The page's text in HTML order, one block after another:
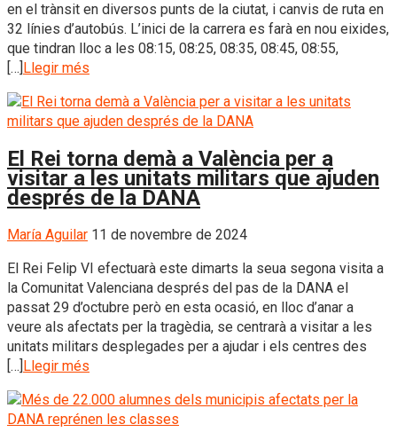
en el trànsit en diversos punts de la ciutat, i canvis de ruta en
32 línies d’autobús. L’inici de la carrera es farà en nou eixides,
que tindran lloc a les 08:15, 08:25, 08:35, 08:45, 08:55,
[…]Llegir més
El Rei torna demà a València per a
visitar a les unitats militars que ajuden
després de la DANA
María Aguilar 11 de novembre de 2024
El Rei Felip VI efectuarà este dimarts la seua segona visita a
la Comunitat Valenciana després del pas de la DANA el
passat 29 d’octubre però en esta ocasió, en lloc d’anar a
veure als afectats per la tragèdia, se centrarà a visitar a les
unitats militars desplegades per a ajudar i els centres des
[…]Llegir més